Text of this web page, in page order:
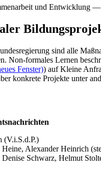
und Entwicklung
sind alle
Non-formales Lernen
Fenster)) auf Kleine
konkrete Projekte unter
(V.i.S.d.P.)
Alexander Heinrich
Schwarz, Helmut